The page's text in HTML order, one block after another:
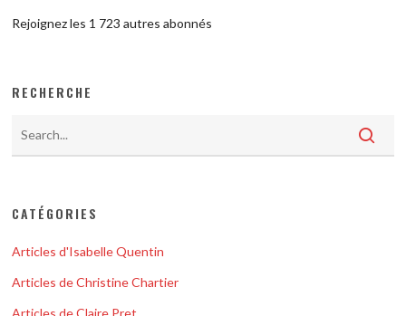
Rejoignez les 1 723 autres abonnés
RECHERCHE
CATÉGORIES
Articles d'Isabelle Quentin
Articles de Christine Chartier